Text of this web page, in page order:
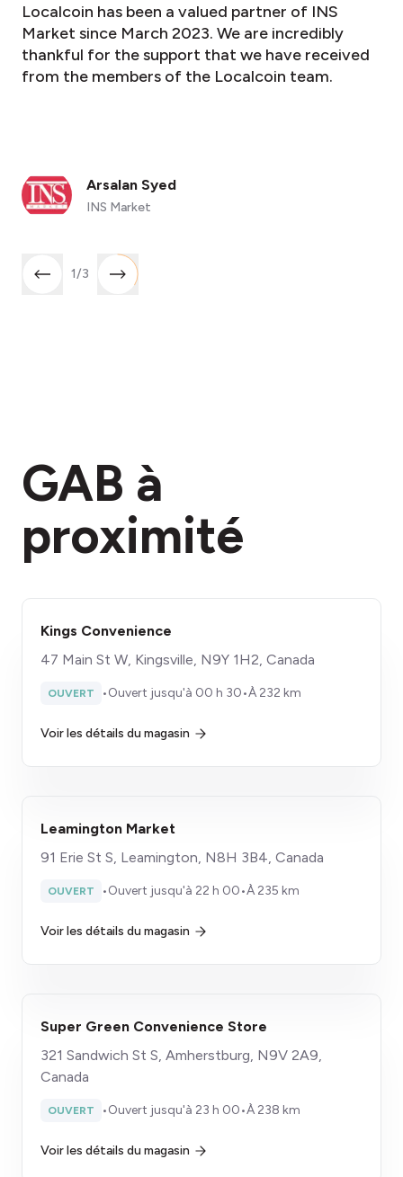
Localcoin has been a valued partner of INS
Market since March 2023. We are incredibly
thankful for the support that we have received
from the members of the Localcoin team.
Arsalan Syed
INS Market
1/3
GAB à
proximité
Kings Convenience
47 Main St W, Kingsville, N9Y 1H2, Canada
OUVERT •Ouvert jusqu'à 00 h 30•À 232 km
Voir les détails du magasin
Leamington Market
91 Erie St S, Leamington, N8H 3B4, Canada
OUVERT •Ouvert jusqu'à 22 h 00•À 235 km
Voir les détails du magasin
Super Green Convenience Store
321 Sandwich St S, Amherstburg, N9V 2A9,
Canada
OUVERT •Ouvert jusqu'à 23 h 00•À 238 km
Voir les détails du magasin